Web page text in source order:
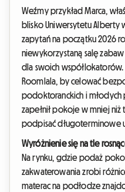
Weźmy przykład Marca,
blisko Uniwersytetu Alberty
zapytań na początku 2026
niewykorzystaną salę
dla swoich
Roomlala, by celować
podoktoranckich i młodych
zapełnił pokoje w mniej
podpisać długoterminowe
Wyróżnienie się na tle
Na rynku, gdzie podaż
zakwaterowania zrobi
materac na podłodze